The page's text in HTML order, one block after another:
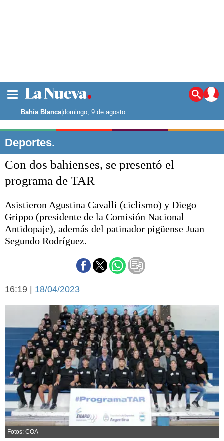
Noticias
La ciudad
Punta Alta
El mundo
Deportes
Escenario Olímpico
Liga del Sur
Básquetbol
Federal A
Aplausos
Con el campo
Espacio empresas
Sociedad y tiempo
libre
Sociedad
Tecnología
Turismo
Salud
Es viral
El tiempo
Cartón Lleno
Fúnebres
Bahía Blanca|domingo, 9 de agosto
Deportes.
Con dos bahienses, se presentó el
programa de TAR
Asistieron Agustina Cavalli (ciclismo) y Diego
Grippo (presidente de la Comisión Nacional
Antidopaje), además del patinador pigüense Juan
Segundo Rodríguez.
16:19 | 18/04/2023
Fotos: COA